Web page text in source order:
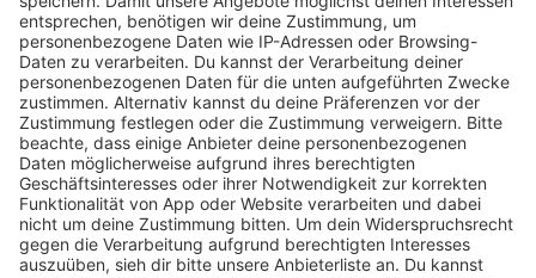
Grunge
Hiphop & Rap
Hiphop deutsch
House
Ibiza
Loveparade
Lovesongs
Mayday
Rave
Reggae